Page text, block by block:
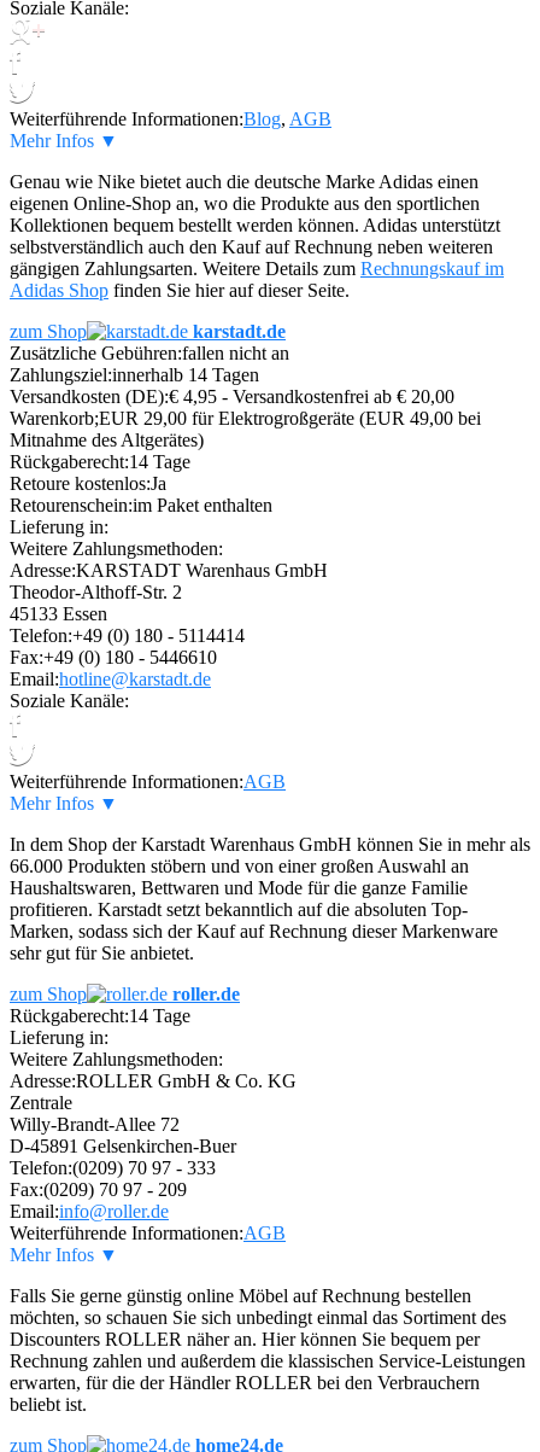
Soziale Kanäle:
Weiterführende Informationen:Blog, AGB
Mehr Infos ▼
Genau wie Nike bietet auch die deutsche Marke Adidas einen
eigenen Online-Shop an, wo die Produkte aus den sportlichen
Kollektionen bequem bestellt werden können. Adidas unterstützt
selbstverständlich auch den Kauf auf Rechnung neben weiteren
gängigen Zahlungsarten. Weitere Details zum Rechnungskauf im
Adidas Shop finden Sie hier auf dieser Seite.
zum Shop
karstadt.de
Zusätzliche Gebühren:fallen nicht an
Zahlungsziel:innerhalb 14 Tagen
Versandkosten (DE):€ 4,95 - Versandkostenfrei ab € 20,00
Warenkorb;EUR 29,00 für Elektrogroßgeräte (EUR 49,00 bei
Mitnahme des Altgerätes)
Rückgaberecht:14 Tage
Retoure kostenlos:Ja
Retourenschein:im Paket enthalten
Lieferung in:
Weitere Zahlungsmethoden:
Adresse:KARSTADT Warenhaus GmbH
Theodor-Althoff-Str. 2
45133 Essen
Telefon:+49 (0) 180 - 5114414
Fax:+49 (0) 180 - 5446610
Email:hotline@karstadt.de
Soziale Kanäle:
Weiterführende Informationen:AGB
Mehr Infos ▼
In dem Shop der Karstadt Warenhaus GmbH können Sie in mehr als
66.000 Produkten stöbern und von einer großen Auswahl an
Haushaltswaren, Bettwaren und Mode für die ganze Familie
profitieren. Karstadt setzt bekanntlich auf die absoluten Top-
Marken, sodass sich der Kauf auf Rechnung dieser Markenware
sehr gut für Sie anbietet.
zum Shop
roller.de
Rückgaberecht:14 Tage
Lieferung in:
Weitere Zahlungsmethoden:
Adresse:ROLLER GmbH & Co. KG
Zentrale
Willy-Brandt-Allee 72
D-45891 Gelsenkirchen-Buer
Telefon:(0209) 70 97 - 333
Fax:(0209) 70 97 - 209
Email:info@roller.de
Weiterführende Informationen:AGB
Mehr Infos ▼
Falls Sie gerne günstig online Möbel auf Rechnung bestellen
möchten, so schauen Sie sich unbedingt einmal das Sortiment des
Discounters ROLLER näher an. Hier können Sie bequem per
Rechnung zahlen und außerdem die klassischen Service-Leistungen
erwarten, für die der Händler ROLLER bei den Verbrauchern
beliebt ist.
zum Shop
home24.de